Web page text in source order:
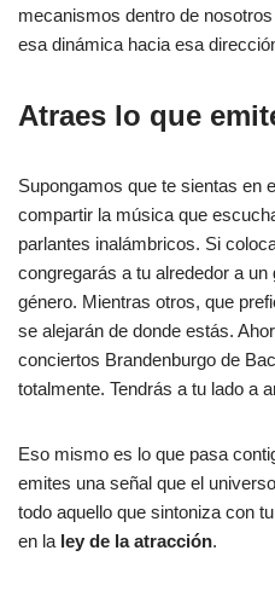
mecanismos dentro de
esa dinámica hacia esa
Atraes lo que
Supongamos que te sientas en
compartir la música que
parlantes inalámbricos. Si
congregarás a tu alrededor a
género. Mientras otros, que
se alejarán de donde estás.
conciertos Brandenburgo de
totalmente. Tendrás a tu lado a
Eso mismo es lo que pasa
emites una señal que el
todo aquello que sintoniza con
en la ley de la atracción.